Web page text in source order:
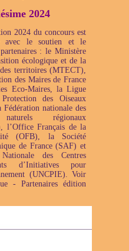
2024
2024 du concours est
avec le soutien et le
: le Ministère
écologique et de la
territoires (MTECT),
des Maires de France
Eco-Maires, la Ligue
des Oiseaux
nationale des
régionaux
l’Office Français de la
(OFB), la Société
de France (SAF) et
des Centres
d’Initiatives pour
(UNCPIE). Voir
- Partenaires édition